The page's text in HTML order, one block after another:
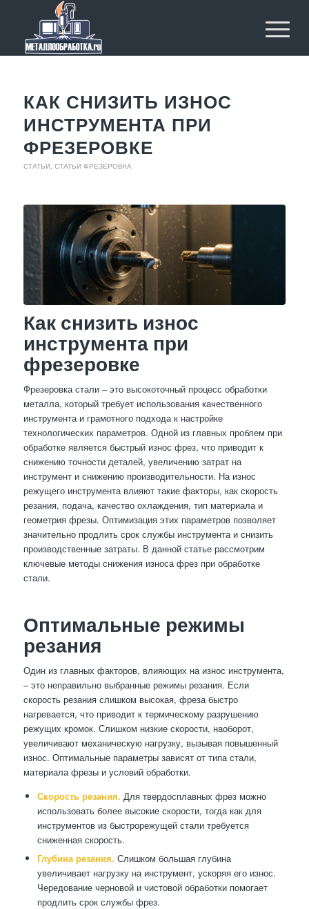
КАК СНИЗИТЬ ИЗНОС
ИНСТРУМЕНТА ПРИ
ФРЕЗЕРОВКЕ
СТАТЬИ, СТАТЬИ ФРЕЗЕРОВКА
Как снизить износ
инструмента при
фрезеровке
Фрезеровка стали – это высокоточный процесс обработки
металла, который требует использования качественного
инструмента и грамотного подхода к настройке
технологических параметров. Одной из главных проблем при
обработке является быстрый износ фрез, что приводит к
снижению точности деталей, увеличению затрат на
инструмент и снижению производительности. На износ
режущего инструмента влияют такие факторы, как скорость
резания, подача, качество охлаждения, тип материала и
геометрия фрезы. Оптимизация этих параметров позволяет
значительно продлить срок службы инструмента и снизить
производственные затраты. В данной статье рассмотрим
ключевые методы снижения износа фрез при обработке
стали.
Оптимальные режимы
резания
Один из главных факторов, влияющих на износ инструмента,
– это неправильно выбранные режимы резания. Если
скорость резания слишком высокая, фреза быстро
нагревается, что приводит к термическому разрушению
режущих кромок. Слишком низкие скорости, наоборот,
увеличивают механическую нагрузку, вызывая повышенный
износ. Оптимальные параметры зависят от типа стали,
материала фрезы и условий обработки.
Скорость резания. Для твердосплавных фрез можно
использовать более высокие скорости, тогда как для
инструментов из быстрорежущей стали требуется
сниженная скорость.
Глубина резания. Слишком большая глубина
увеличивает нагрузку на инструмент, ускоряя его износ.
Чередование черновой и чистовой обработки помогает
продлить срок службы фрез.